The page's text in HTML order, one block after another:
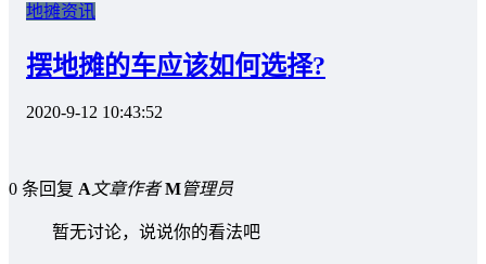
地摊资讯
摆地摊的车应该如何选择?
2020-9-12 10:43:52
0 条回复 A文章作者 M管理员
暂无讨论，说说你的看法吧